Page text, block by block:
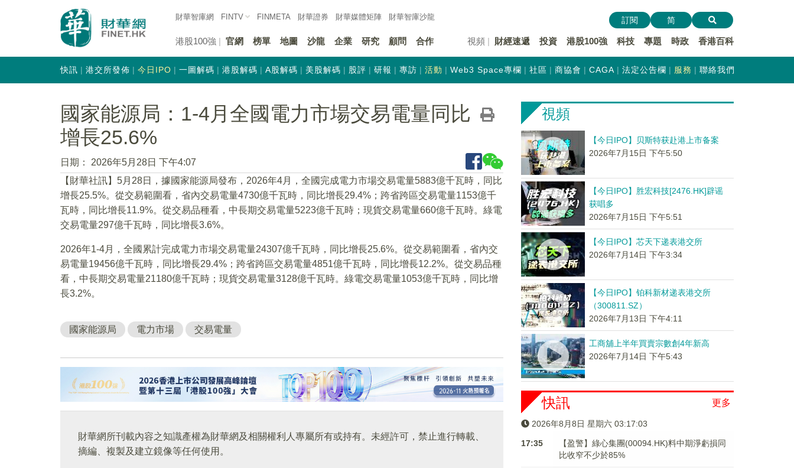
財華智庫網 FINTV FINMETA 財華證券 財華媒體矩陣 財華智庫沙龍
港股100強 官網 榜單 地圖 沙龍 企業 研究 顧問 合作 視頻 財經速遞 投資 港股100強 科技 專題 時政 香港百科
訂閱 简
快訊 港交所發佈 今日IPO 一圖解碼 港股解碼 A股解碼 美股解碼 股評 研報 專訪 活動 Web3 Space專欄 社區 商協會 CAGA 法定公告欄 服務 聯絡我們
國家能源局：1-4月全國電力市場交易電量同比
增長25.6%
日期：
2026年5月28日 下午4:07
【財華社訊】5月28日，據國家能源局發布，2026年4月，全國完成電力市場交易電量5883億千瓦時，同比
增長25.5%。從交易範圍看，省內交易電量4730億千瓦時，同比增長29.4%；跨省跨區交易電量1153億千
瓦時，同比增長11.9%。從交易品種看，中長期交易電量5223億千瓦時；現貨交易電量660億千瓦時。綠電
交易電量297億千瓦時，同比增長3.6%。
2026年1-4月，全國累計完成電力市場交易電量24307億千瓦時，同比增長25.6%。從交易範圍看，省內交
易電量19456億千瓦時，同比增長29.4%；跨省跨區交易電量4851億千瓦時，同比增長12.2%。從交易品種
看，中長期交易電量21180億千瓦時；現貨交易電量3128億千瓦時。綠電交易電量1053億千瓦時，同比增
長3.2%。
國家能源局 電力市場 交易電量
財華網所刊載內容之知識產權為財華網及相關權利人專屬所有或持有。未經許可，禁止進行轉載、
摘編、複製及建立鏡像等任何使用。
視頻
【今日IPO】贝斯特获赴港上市备案
2026年7月15日 下午5:50
【今日IPO】胜宏科技[2476.HK]辟谣
获唱多
2026年7月15日 下午5:51
【今日IPO】芯天下递表港交所
2026年7月14日 下午3:34
【今日IPO】铂科新材递表港交所
（300811.SZ）
2026年7月13日 下午4:11
工商舖上半年買賣宗數創4年新高
2026年7月14日 下午5:43
更多
快訊
2026年8月8日 星期六 03:17:04
17:35
【盈警】綠心集團(00094.HK)料中期淨虧損同
比收窄不少於85%